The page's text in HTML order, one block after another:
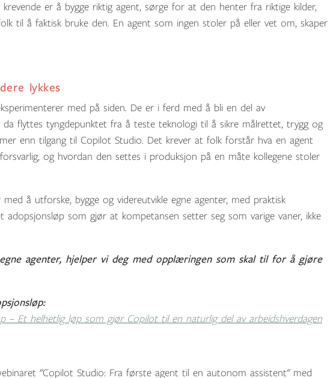
krevende er å bygge riktig agent, sørge for at den henter fra riktige kilder,
til å faktisk bruke den. En agent som ingen stoler på eller vet om, skaper
lykkes
med på siden. De er i ferd med å bli en del av
da flyttes tyngdepunktet fra å teste teknologi til å sikre målrettet, trygg og
enn tilgang til Copilot Studio. Det krever at folk forstår hva en agent
og hvordan den settes i produksjon på en måte kollegene stoler
med å utforske, bygge og videreutvikle egne agenter, med praktisk
som gjør at kompetansen setter seg som varige vaner, ikke
agenter, hjelper vi deg med opplæringen som skal til for å gjøre
– Et helhetlig løp som gjør Copilottil en naturlig del av arbeidshverdagen
"Copilot Studio: Fra første agent til en autonom assistent" med